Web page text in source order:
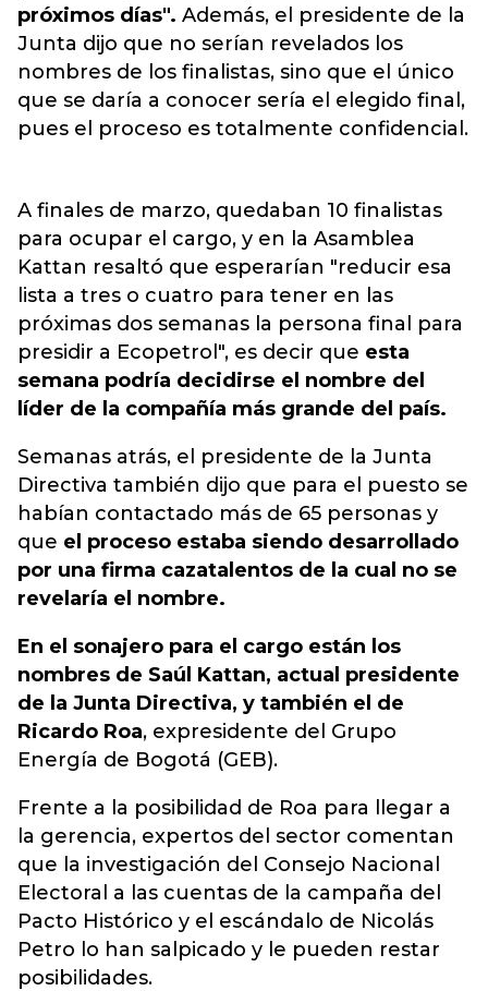
próximos días". Además, el presidente de la
Junta dijo que no serían revelados los
nombres de los finalistas, sino que el único
que se daría a conocer sería el elegido final,
pues el proceso es totalmente confidencial.
A finales de marzo, quedaban 10 finalistas
para ocupar el cargo, y en la Asamblea
Kattan resaltó que esperarían "reducir esa
lista a tres o cuatro para tener en las
próximas dos semanas la persona final para
presidir a Ecopetrol", es decir que esta
semana podría decidirse el nombre del
líder de la compañía más grande del país.
Semanas atrás, el presidente de la Junta
Directiva también dijo que para el puesto se
habían contactado más de 65 personas y
que el proceso estaba siendo desarrollado
por una firma cazatalentos de la cual no se
revelaría el nombre.
En el sonajero para el cargo están los
nombres de Saúl Kattan, actual presidente
de la Junta Directiva, y también el de
Ricardo Roa, expresidente del Grupo
Energía de Bogotá (GEB).
Frente a la posibilidad de Roa para llegar a
la gerencia, expertos del sector comentan
que la investigación del Consejo Nacional
Electoral a las cuentas de la campaña del
Pacto Histórico y el escándalo de Nicolás
Petro lo han salpicado y le pueden restar
posibilidades.